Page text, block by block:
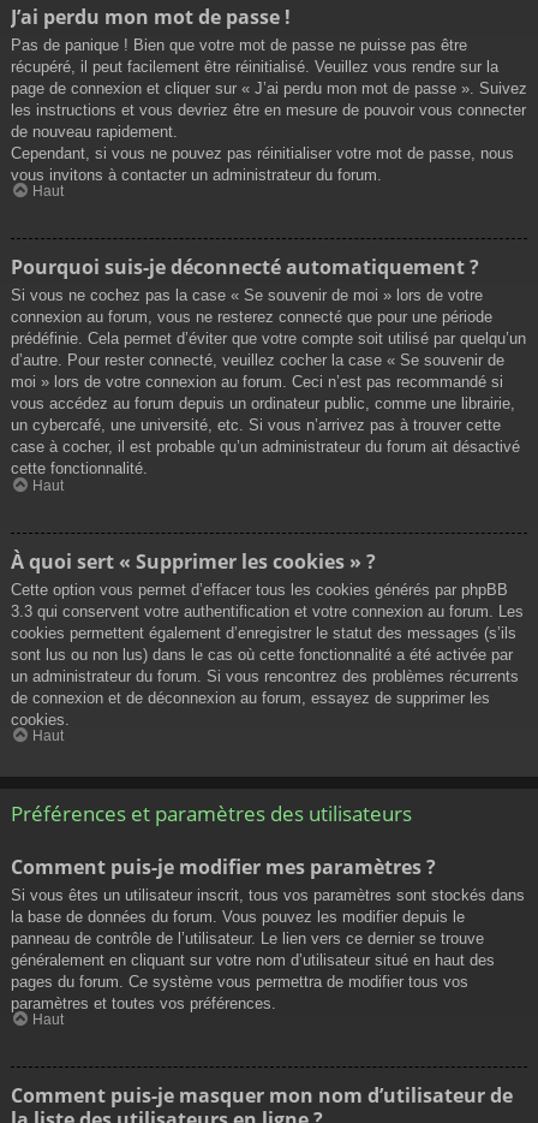
J’ai perdu mon mot de passe !
Pas de panique ! Bien que votre mot de passe ne puisse pas être
récupéré, il peut facilement être réinitialisé. Veuillez vous rendre sur la
page de connexion et cliquer sur « J’ai perdu mon mot de passe ». Suivez
les instructions et vous devriez être en mesure de pouvoir vous connecter
de nouveau rapidement.
Cependant, si vous ne pouvez pas réinitialiser votre mot de passe, nous
vous invitons à contacter un administrateur du forum.
Haut
Pourquoi suis-je déconnecté automatiquement ?
Si vous ne cochez pas la case « Se souvenir de moi » lors de votre
connexion au forum, vous ne resterez connecté que pour une période
prédéfinie. Cela permet d’éviter que votre compte soit utilisé par quelqu’un
d’autre. Pour rester connecté, veuillez cocher la case « Se souvenir de
moi » lors de votre connexion au forum. Ceci n’est pas recommandé si
vous accédez au forum depuis un ordinateur public, comme une librairie,
un cybercafé, une université, etc. Si vous n’arrivez pas à trouver cette
case à cocher, il est probable qu’un administrateur du forum ait désactivé
cette fonctionnalité.
Haut
À quoi sert « Supprimer les cookies » ?
Cette option vous permet d’effacer tous les cookies générés par phpBB
3.3 qui conservent votre authentification et votre connexion au forum. Les
cookies permettent également d’enregistrer le statut des messages (s’ils
sont lus ou non lus) dans le cas où cette fonctionnalité a été activée par
un administrateur du forum. Si vous rencontrez des problèmes récurrents
de connexion et de déconnexion au forum, essayez de supprimer les
cookies.
Haut
Préférences et paramètres des utilisateurs
Comment puis-je modifier mes paramètres ?
Si vous êtes un utilisateur inscrit, tous vos paramètres sont stockés dans
la base de données du forum. Vous pouvez les modifier depuis le
panneau de contrôle de l’utilisateur. Le lien vers ce dernier se trouve
généralement en cliquant sur votre nom d’utilisateur situé en haut des
pages du forum. Ce système vous permettra de modifier tous vos
paramètres et toutes vos préférences.
Haut
Comment puis-je masquer mon nom d’utilisateur de